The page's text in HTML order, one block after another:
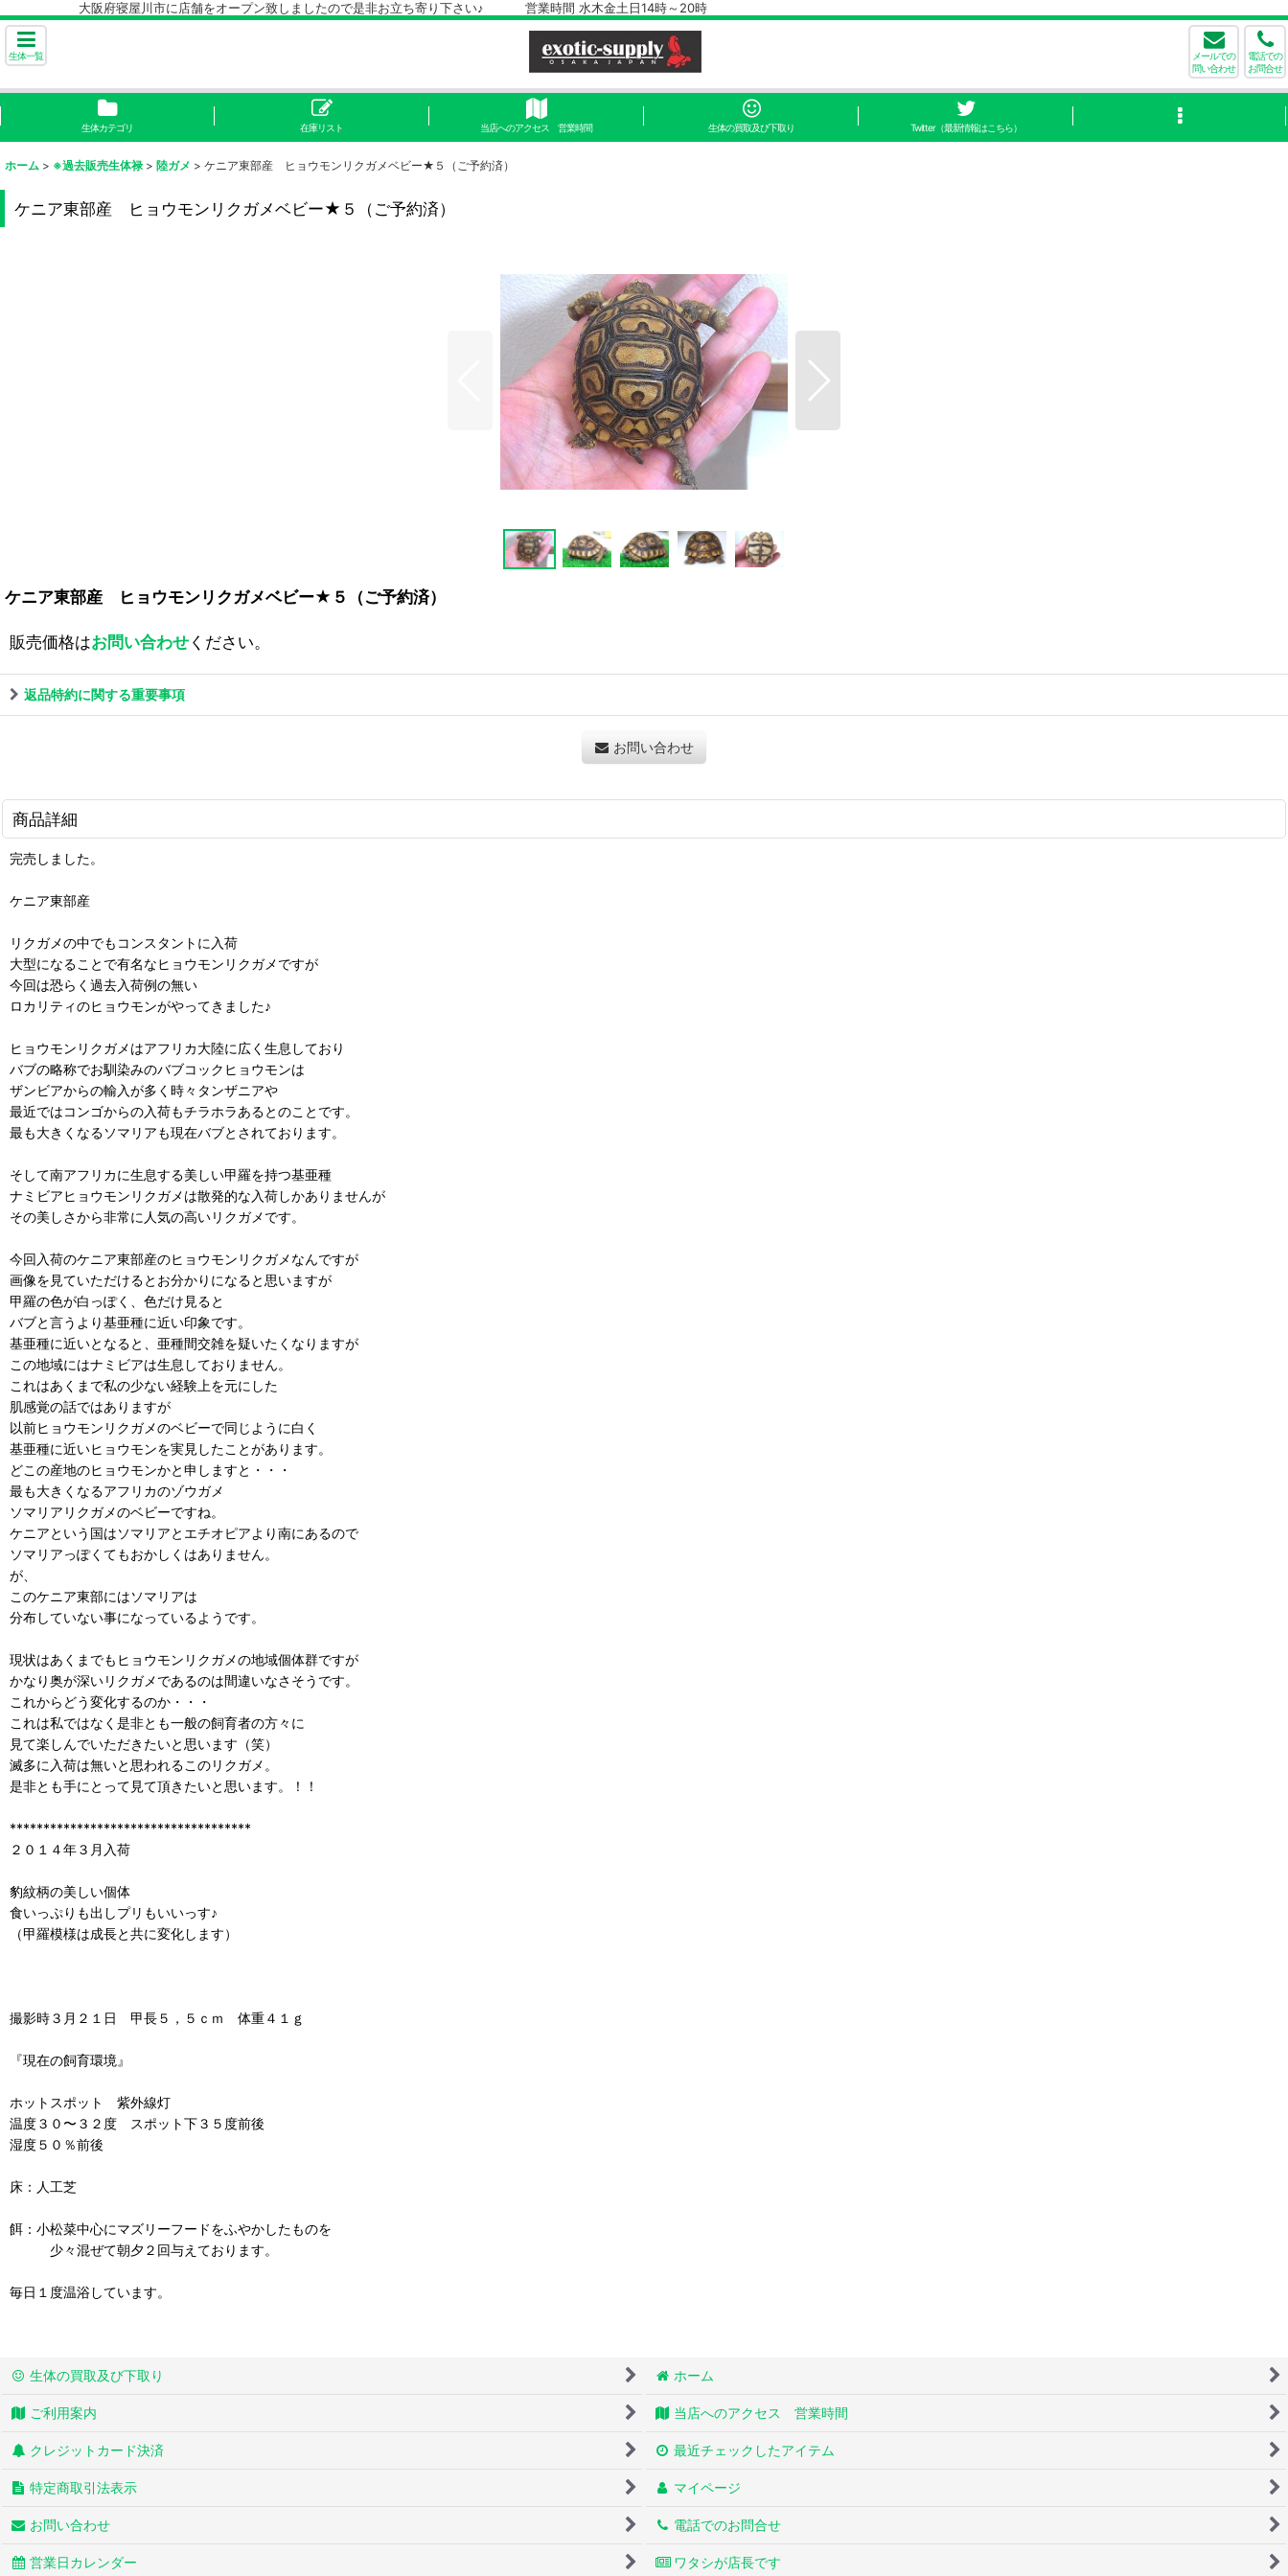
大阪府寝屋川市に店舗をオープン致しましたので是非お立ち寄り下さい♪ 営業時間 水木金土日14時～20時
生体一覧
メールでの
問い合わせ
電話での
お問合せ
生体カテゴリ 在庫リスト 当店へのアクセス 営業時間 生体の買取及び下取り Twitter（最新情報はこちら）
ホーム > ※過去販売生体禄 > 陸ガメ > ケニア東部産 ヒョウモンリクガメベビー★５（ご予約済）
ケニア東部産 ヒョウモンリクガメベビー★５（ご予約済）
ケニア東部産 ヒョウモンリクガメベビー★５（ご予約済）
販売価格はお問い合わせください。
返品特約に関する重要事項
お問い合わせ
商品詳細
完売しました。
ケニア東部産
リクガメの中でもコンスタントに入荷
大型になることで有名なヒョウモンリクガメですが
今回は恐らく過去入荷例の無い
ロカリティのヒョウモンがやってきました♪
ヒョウモンリクガメはアフリカ大陸に広く生息しており
バブの略称でお馴染みのバブコックヒョウモンは
ザンビアからの輸入が多く時々タンザニアや
最近ではコンゴからの入荷もチラホラあるとのことです。
最も大きくなるソマリアも現在バブとされております。
そして南アフリカに生息する美しい甲羅を持つ基亜種
ナミビアヒョウモンリクガメは散発的な入荷しかありませんが
その美しさから非常に人気の高いリクガメです。
今回入荷のケニア東部産のヒョウモンリクガメなんですが
画像を見ていただけるとお分かりになると思いますが
甲羅の色が白っぽく、色だけ見ると
バブと言うより基亜種に近い印象です。
基亜種に近いとなると、亜種間交雑を疑いたくなりますが
この地域にはナミビアは生息しておりません。
これはあくまで私の少ない経験上を元にした
肌感覚の話ではありますが
以前ヒョウモンリクガメのベビーで同じように白く
基亜種に近いヒョウモンを実見したことがあります。
どこの産地のヒョウモンかと申しますと・・・
最も大きくなるアフリカのゾウガメ
ソマリアリクガメのベビーですね。
ケニアという国はソマリアとエチオピアより南にあるので
ソマリアっぽくてもおかしくはありません。
が、
このケニア東部にはソマリアは
分布していない事になっているようです。
現状はあくまでもヒョウモンリクガメの地域個体群ですが
かなり奥が深いリクガメであるのは間違いなさそうです。
これからどう変化するのか・・・
これは私ではなく是非とも一般の飼育者の方々に
見て楽しんでいただきたいと思います（笑）
滅多に入荷は無いと思われるこのリクガメ。
是非とも手にとって見て頂きたいと思います。！！
************************************
２０１４年３月入荷
豹紋柄の美しい個体
食いっぷりも出しプリもいいっす♪
（甲羅模様は成長と共に変化します）
撮影時３月２１日 甲長５，５ｃｍ 体重４１ｇ
『現在の飼育環境』
ホットスポット 紫外線灯
温度３０〜３２度 スポット下３５度前後
湿度５０％前後
床：人工芝
餌：小松菜中心にマズリーフードをふやかしたものを
少々混ぜて朝夕２回与えております。
毎日１度温浴しています。
生体の買取及び下取り ホーム
ご利用案内 当店へのアクセス 営業時間
クレジットカード決済 最近チェックしたアイテム
特定商取引法表示 マイページ
お問い合わせ 電話でのお問合せ
営業日カレンダー ワタシが店長です